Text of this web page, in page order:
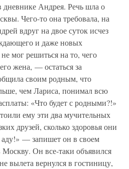
дневнике Андрея. Речь шла о
Чего-то она требовала, на
вдруг на двое суток исчез
и даже новых
мог решиться на то, чего
жена, — остаться за
своим родным, что
чем Лариса, понимал всю
«Что будет с родными?!»
ему эти два мучительных
друзей, сколько здоровья они
— запишет он в своем
Он все-таки объявился
вылета вернулся в гостиницу,